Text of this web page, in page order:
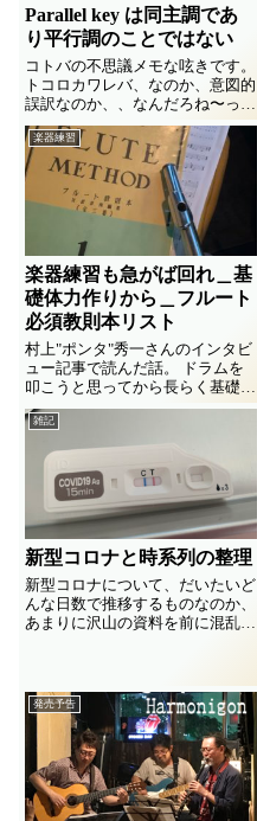
Parallel key は同主調であ
り平行調のことではない
コトバの不思議メモな呟きです。
トコロカワレバ、なのか、意図的
誤訳なのか、、なんだろね〜って
程度の。
楽器練習
楽器練習も急がば回れ＿基
礎体力作りから＿フルート
必須教則本リスト
村上"ポンタ"秀一さんのインタビ
ュー記事で読んだ話。 ドラムを
叩こうと思ってから長らく基礎体
力作りに励んだ。 その間ドラム
セットにもスティックにも触れ
ず。 スティックに初めて触れて
４日目に受けたオーディションで
多くのドラマーを蹴散らして合…
雑記
新型コロナと時系列の整理
新型コロナについて、だいたいど
んな日数で推移するものなのか、
あまりに沢山の資料を前に混乱し
発売予告